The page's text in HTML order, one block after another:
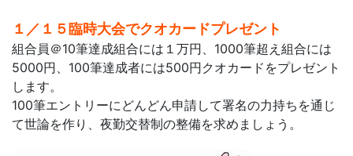
１／１５臨時大会でクオカードプレゼント
組合員＠10筆達成組合には１万円、1000筆超え組合には
5000円、100筆達成者には500円クオカードをプレゼント
します。
100筆エントリーにどんどん申請して署名の力持ちを通じ
て世論を作り、夜勤交替制の整備を求めましょう。